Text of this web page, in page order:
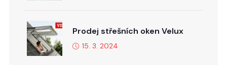
Prodej střešních oken Velux
15. 3. 2024